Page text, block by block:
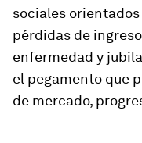
sociales
pérdidas de
enfermedad y
el pegamento que
de mercado,